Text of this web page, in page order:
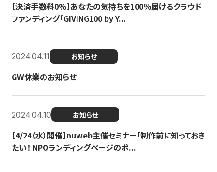
【決済手数料0%】あなたの気持ちを100％届けるクラウド
ファンディング「GIVING100 by Y...
2024.04.11 お知らせ
GW休業のお知らせ
2024.04.10 お知らせ
【4/24（水）開催】nuweb主催セミナー「制作前に知っておき
たい！ NPOランディングページのポ...